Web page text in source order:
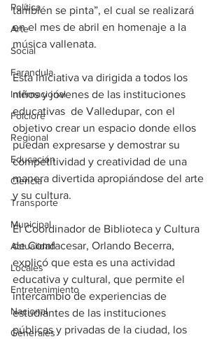
Política
Arte
Social
Farandula
Internacional
Folclore
Regional
Educación
Ciencia
Transporte
Municipal
Actualidad
Locales
Entretenimiento
Nacional
Generales
también se pinta”, el cual se realizará
en el mes de abril en homenaje a la
música vallenata.
Esta iniciativa va dirigida a todos los
niños y jóvenes de las instituciones
educativas  de Valledupar, con el
objetivo crear un espacio donde ellos
puedan expresarse y demostrar su
competitividad y creatividad de una
manera divertida apropiándose del arte
y su cultura.
El Coordinador de Biblioteca y Cultura
de Comfacesar, Orlando Becerra,
explicó que esta es una actividad
educativa y cultural, que permite el
intercambio de experiencias de
estudiantes de las instituciones
públicas y privadas de la ciudad, los